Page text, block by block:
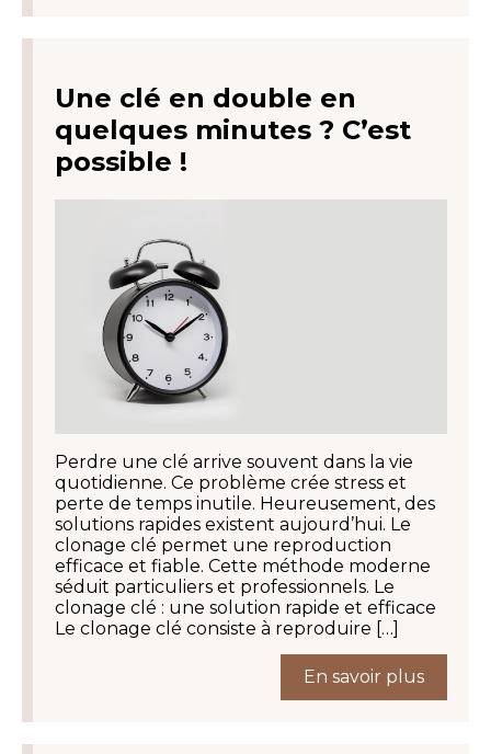
Une clé en double en
quelques minutes ? C’est
possible !
Perdre une clé arrive souvent dans la vie
quotidienne. Ce problème crée stress et
perte de temps inutile. Heureusement, des
solutions rapides existent aujourd’hui. Le
clonage clé permet une reproduction
efficace et fiable. Cette méthode moderne
séduit particuliers et professionnels. Le
clonage clé : une solution rapide et efficace
Le clonage clé consiste à reproduire […]
En savoir plus